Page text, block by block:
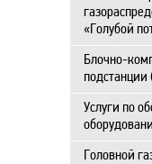
«Голубой
Блочно-
подстанции
Услуги по
Головной